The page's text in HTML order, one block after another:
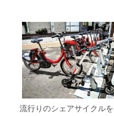
流行りのシェアサイクルを